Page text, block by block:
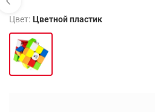
Цвет: Цветной пластик